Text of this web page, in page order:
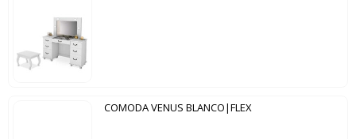
COMODA VENUS BLANCO|FLEX